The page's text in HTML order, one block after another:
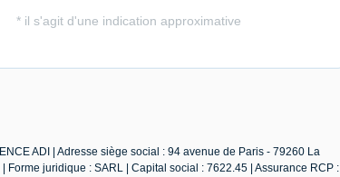
ADI | Adresse siège social : 94 avenue de Paris - 79260 La
juridique : SARL | Capital social : 7622.45 | Assurance RCP :